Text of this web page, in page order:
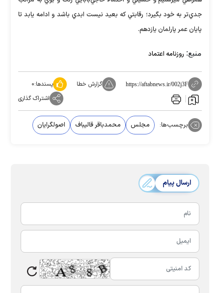
جدي‌تر به خود بگيرد؛ رقابتي كه بعيد نيست ابدي باشد و ادامه يابد تا
پايان عمر پارلمان يازدهم.
منبع: روزنامه اعتماد
https://aftabnews.ir/002j3F گزارش خطا پسندها:۰
اشتراک گذاری
برچسب‌ها: مجلس محمدباقر قالیباف اصولگرایان
ارسال پیام